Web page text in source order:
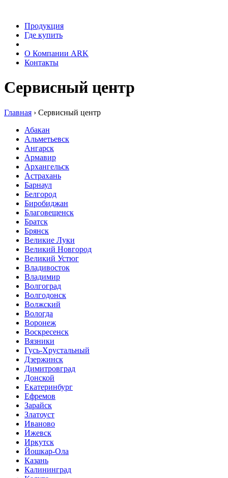
Продукция
Где купить
О Компании ARK
Контакты
Сервисный центр
Главная › Сервисный центр
Абакан
Альметьевск
Ангарск
Армавир
Архангельск
Астрахань
Барнаул
Белгород
Биробиджан
Благовещенск
Братск
Брянск
Великие Луки
Великий Новгород
Великий Устюг
Владивосток
Владимир
Волгоград
Волгодонск
Волжский
Вологда
Воронеж
Воскресенск
Вязники
Гусь-Хрустальный
Дзержинск
Димитровград
Донской
Екатеринбург
Ефремов
Зарайск
Златоуст
Иваново
Ижевск
Иркутск
Йошкар-Ола
Казань
Калининград